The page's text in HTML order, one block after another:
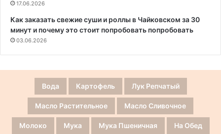
17.06.2026
Как заказать свежие суши и роллы в Чайковском за 30
минут и почему это стоит попробовать попробовать
03.06.2026
Вода Картофель Лук Репчатый
Масло Растительное Масло Сливочное
Молоко Мука Мука Пшеничная На Обед